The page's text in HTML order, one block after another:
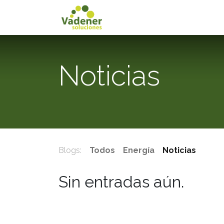
Noticias
Blogs: Todos Energía Noticias
Sin entradas aún.